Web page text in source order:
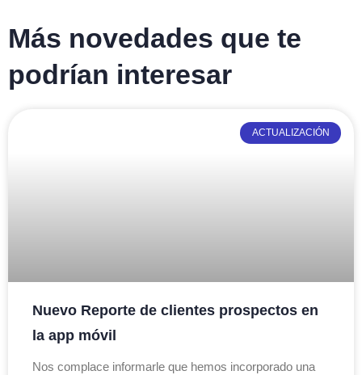
Más novedades que te
podrían interesar
ACTUALIZACIÓN
Nuevo Reporte de clientes prospectos en
la app móvil
Nos complace informarle que hemos incorporado una